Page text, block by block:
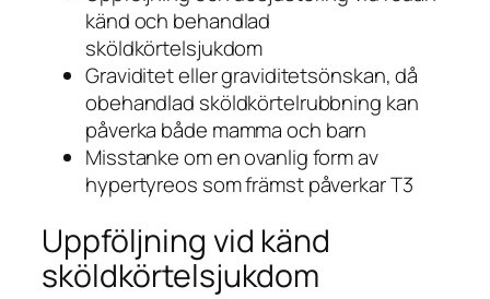
känd och behandlad
sköldkörtelsjukdom
Graviditet eller graviditetsönskan, då
obehandlad sköldkörtelrubbning kan
påverka både mamma och barn
Misstanke om en ovanlig form av
hypertyreos som främst påverkar T3
Uppföljning vid känd
sköldkörtelsjukdom